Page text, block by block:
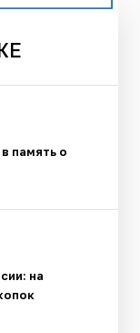
память о
на